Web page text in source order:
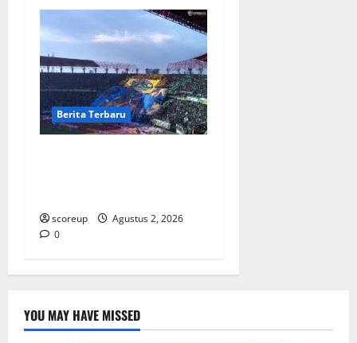
Berita Terbaru
scoreup
Agustus 2, 2026
0
YOU MAY HAVE MISSED